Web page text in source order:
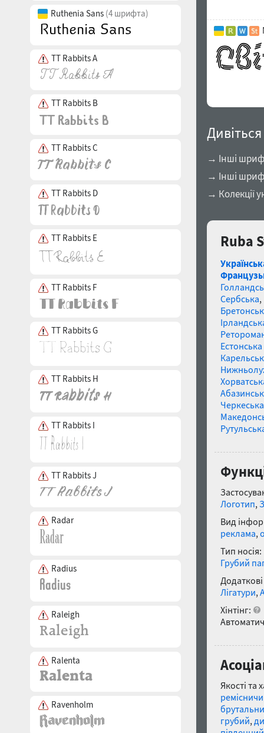
Ruthenia Sans (4 шрифта)
TT Rabbits A
TT Rabbits B
TT Rabbits C
TT Rabbits D
TT Rabbits E
TT Rabbits F
TT Rabbits G
TT Rabbits H
TT Rabbits I
TT Rabbits J
Radar
Radius
Raleigh
Ralenta
Ravenholm
→ Інші
→ Інші
→ Колекції
Ruba
Сербська,
Черкеська
Логотип,
Вид
реклама,
Тип носія:
Грубий
Лігатури,
Хінтінг:
Якості та
грубий,